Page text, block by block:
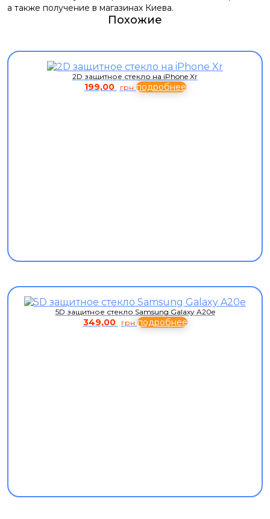
а также получение в магазинах Киева.
Похожие
2D защитное стекло на iPhone Xr
199,00 грн подробнее
5D защитное стекло Samsung Galaxy A20e
349,00 грн подробнее